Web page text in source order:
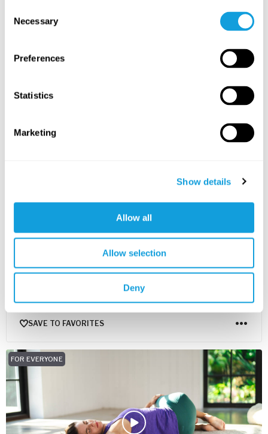
Selection
Necessary
Preferences
Statistics
Marketing
Show details
Allow all
Allow selection
Deny
Börja dagen med ett mjukt och närande lymfflow som
SAVE TO FAVORITES
FOR EVERYONE
God morgon – ansiktsyoga
Face Yoga with Milla Floryd
Starta dagen med en skön morgonrutin som masserar,
lyfter, skulpterar och dränerar ditt ansikte. Rise and shine!
SAVE TO FAVORITES
FOR EVERYONE